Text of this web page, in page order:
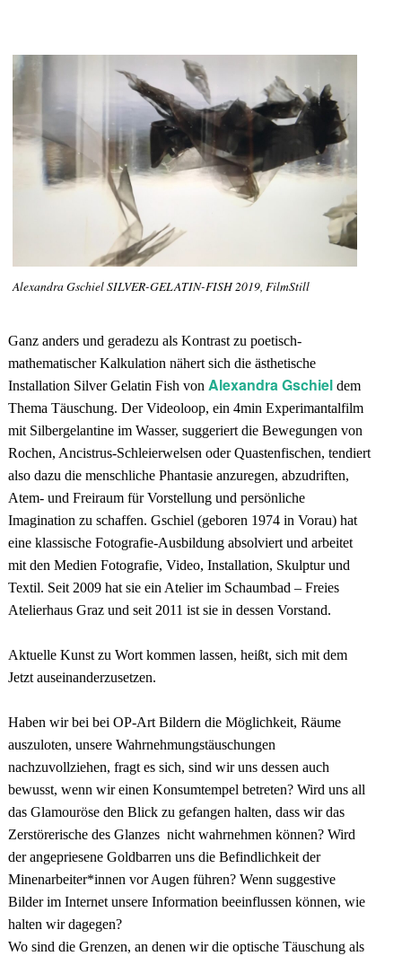
Alexandra Gschiel SILVER-GELATIN-FISH 2019, FilmStill
Ganz anders und geradezu als Kontrast zu poetisch-
mathematischer Kalkulation nähert sich die ästhetische
Installation Silver Gelatin Fish von Alexandra Gschiel dem
Thema Täuschung. Der Videoloop, ein 4min Experimantalfilm
mit Silbergelantine im Wasser, suggeriert die Bewegungen von
Rochen, Ancistrus-Schleierwelsen oder Quastenfischen, tendiert
also dazu die menschliche Phantasie anzuregen, abzudriften,
Atem- und Freiraum für Vorstellung und persönliche
Imagination zu schaffen. Gschiel (geboren 1974 in Vorau) hat
eine klassische Fotografie-Ausbildung absolviert und arbeitet
mit den Medien Fotografie, Video, Installation, Skulptur und
Textil. Seit 2009 hat sie ein Atelier im Schaumbad – Freies
Atelierhaus Graz und seit 2011 ist sie in dessen Vorstand.
Aktuelle Kunst zu Wort kommen lassen, heißt, sich mit dem
Jetzt auseinanderzusetzen.
Haben wir bei bei OP-Art Bildern die Möglichkeit, Räume
auszuloten, unsere Wahrnehmungstäuschungen
nachzuvollziehen, fragt es sich, sind wir uns dessen auch
bewusst, wenn wir einen Konsumtempel betreten? Wird uns all
das Glamouröse den Blick zu gefangen halten, dass wir das
Zerstörerische des Glanzes nicht wahrnehmen können? Wird
der angepriesene Goldbarren uns die Befindlichkeit der
Minenarbeiter*innen vor Augen führen? Wenn suggestive
Bilder im Internet unsere Information beeinflussen können, wie
halten wir dagegen?
Wo sind die Grenzen, an denen wir die optische Täuschung als